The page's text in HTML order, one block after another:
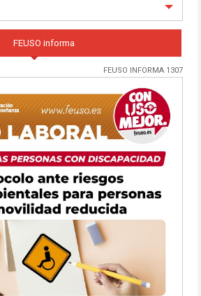
FEUSO informa
FEUSO INFORMA 1307